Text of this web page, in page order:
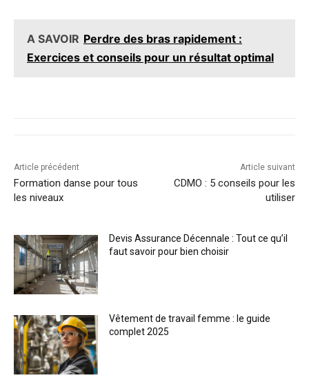
A SAVOIR Perdre des bras rapidement :
Exercices et conseils pour un résultat optimal
Article précédent
Formation danse pour tous
les niveaux
Article suivant
CDMO : 5 conseils pour les
utiliser
Devis Assurance Décennale : Tout ce qu’il
faut savoir pour bien choisir
Vêtement de travail femme : le guide
complet 2025